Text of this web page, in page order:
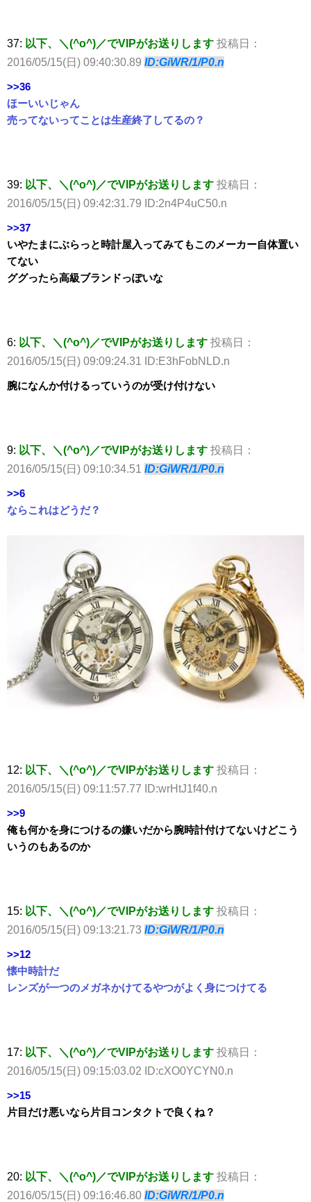
37: 以下、＼(^o^)／でVIPがお送りします 投稿日：
2016/05/15(日) 09:40:30.89 ID:GiWR/1/P0.n
>>36
ほーいいじゃん
売ってないってことは生産終了してるの？
39: 以下、＼(^o^)／でVIPがお送りします 投稿日：
2016/05/15(日) 09:42:31.79 ID:2n4P4uC50.n
>>37
いやたまにぶらっと時計屋入ってみてもこのメーカー自体置い
てない
ググったら高級ブランドっぽいな
6: 以下、＼(^o^)／でVIPがお送りします 投稿日：
2016/05/15(日) 09:09:24.31 ID:E3hFobNLD.n
腕になんか付けるっていうのが受け付けない
9: 以下、＼(^o^)／でVIPがお送りします 投稿日：
2016/05/15(日) 09:10:34.51 ID:GiWR/1/P0.n
>>6
ならこれはどうだ？
12: 以下、＼(^o^)／でVIPがお送りします 投稿日：
2016/05/15(日) 09:11:57.77 ID:wrHtJ1f40.n
>>9
俺も何かを身につけるの嫌いだから腕時計付けてないけどこう
いうのもあるのか
15: 以下、＼(^o^)／でVIPがお送りします 投稿日：
2016/05/15(日) 09:13:21.73 ID:GiWR/1/P0.n
>>12
懐中時計だ
レンズが一つのメガネかけてるやつがよく身につけてる
17: 以下、＼(^o^)／でVIPがお送りします 投稿日：
2016/05/15(日) 09:15:03.02 ID:cXO0YCYN0.n
>>15
片目だけ悪いなら片目コンタクトで良くね？
20: 以下、＼(^o^)／でVIPがお送りします 投稿日：
2016/05/15(日) 09:16:46.80 ID:GiWR/1/P0.n